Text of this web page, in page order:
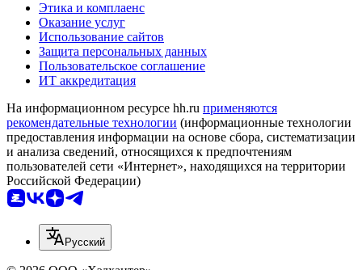
Этика и комплаенс
Оказание услуг
Использование сайтов
Защита персональных данных
Пользовательское соглашение
ИТ аккредитация
На информационном ресурсе hh.ru применяются
рекомендательные технологии (информационные технологии
предоставления информации на основе сбора, систематизации
и анализа сведений, относящихся к предпочтениям
пользователей сети «Интернет», находящихся на территории
Российской Федерации)
Русский